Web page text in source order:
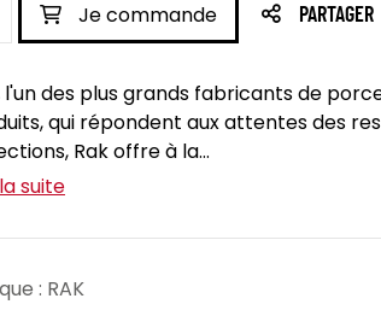
Je commande PARTAGER
l'un des plus grands fabricants de
qui répondent aux attentes des
Rak offre à la...
suite
: RAK